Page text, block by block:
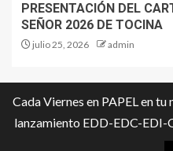
PRESENTACIÓN DEL
SEÑOR 2026 DE TOCINA
julio 25, 2026 admin
Cada Viernes en PAPEL en
lanzamiento EDD-EDC-EDI-